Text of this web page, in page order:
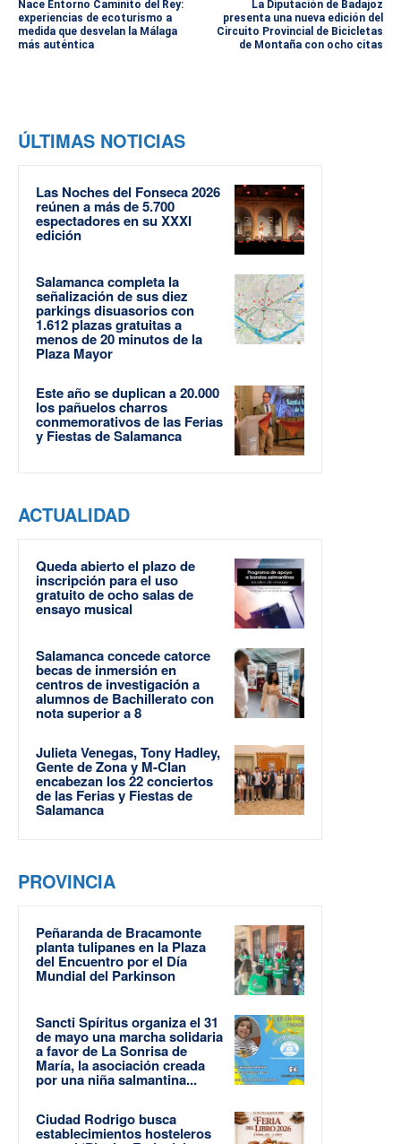
Nace Entorno Caminito del Rey:
experiencias de ecoturismo a
medida que desvelan la Málaga
más auténtica
La Diputación de Badajoz
presenta una nueva edición del
Circuito Provincial de Bicicletas
de Montaña con ocho citas
ÚLTIMAS NOTICIAS
Las Noches del Fonseca 2026
reúnen a más de 5.700
espectadores en su XXXI
edición
Salamanca completa la
señalización de sus diez
parkings disuasorios con
1.612 plazas gratuitas a
menos de 20 minutos de la
Plaza Mayor
Este año se duplican a 20.000
los pañuelos charros
conmemorativos de las Ferias
y Fiestas de Salamanca
ACTUALIDAD
Queda abierto el plazo de
inscripción para el uso
gratuito de ocho salas de
ensayo musical
Salamanca concede catorce
becas de inmersión en
centros de investigación a
alumnos de Bachillerato con
nota superior a 8
Julieta Venegas, Tony Hadley,
Gente de Zona y M-Clan
encabezan los 22 conciertos
de las Ferias y Fiestas de
Salamanca
PROVINCIA
Peñaranda de Bracamonte
planta tulipanes en la Plaza
del Encuentro por el Día
Mundial del Parkinson
Sancti Spíritus organiza el 31
de mayo una marcha solidaria
a favor de La Sonrisa de
María, la asociación creada
por una niña salmantina...
Ciudad Rodrigo busca
establecimientos hosteleros